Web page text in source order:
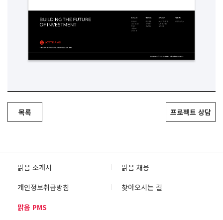
목록 프로젝트 상담
맑음 소개서
맑음 채용
개인정보취급방침
찾아오시는 길
맑음 PMS